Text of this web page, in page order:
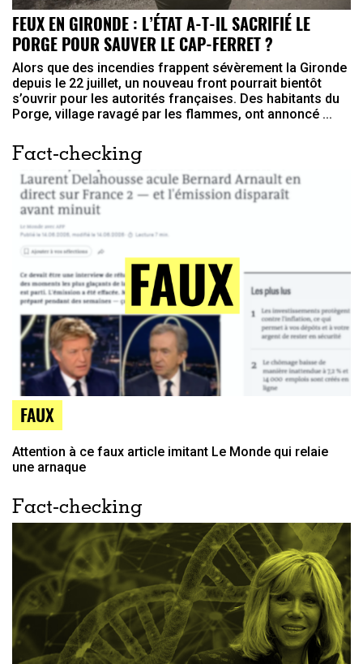
FEUX EN GIRONDE : L’ÉTAT A-T-IL SACRIFIÉ LE
PORGE POUR SAUVER LE CAP-FERRET ?
Alors que des incendies frappent sévèrement la Gironde
depuis le 22 juillet, un nouveau front pourrait bientôt
s’ouvrir pour les autorités françaises. Des habitants du
Porge, village ravagé par les flammes, ont annoncé ...
Fact-checking
FAUX
Attention à ce faux article imitant Le Monde qui relaie
une arnaque
Fact-checking